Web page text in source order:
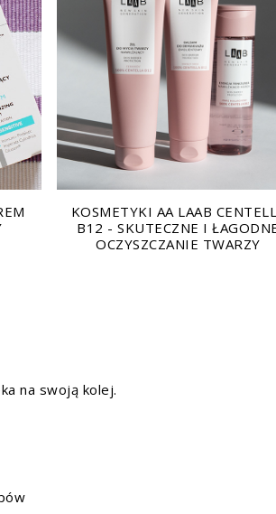
KOSMETYKI AA LAAB
B12 - SKUTECZNE I
OCZYSZCZANIE TWARZY
na swoją kolej.